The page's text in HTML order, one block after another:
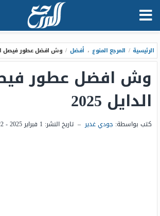
الرئيسية / المرجع المنوع ، أفضل / وش افضل عطور فيصل
وش افضل عطور
الدايل 2025
كتب بواسطة: جودي غدير – تاريخ النشر: 1 فبراير 2025 - 9:22م